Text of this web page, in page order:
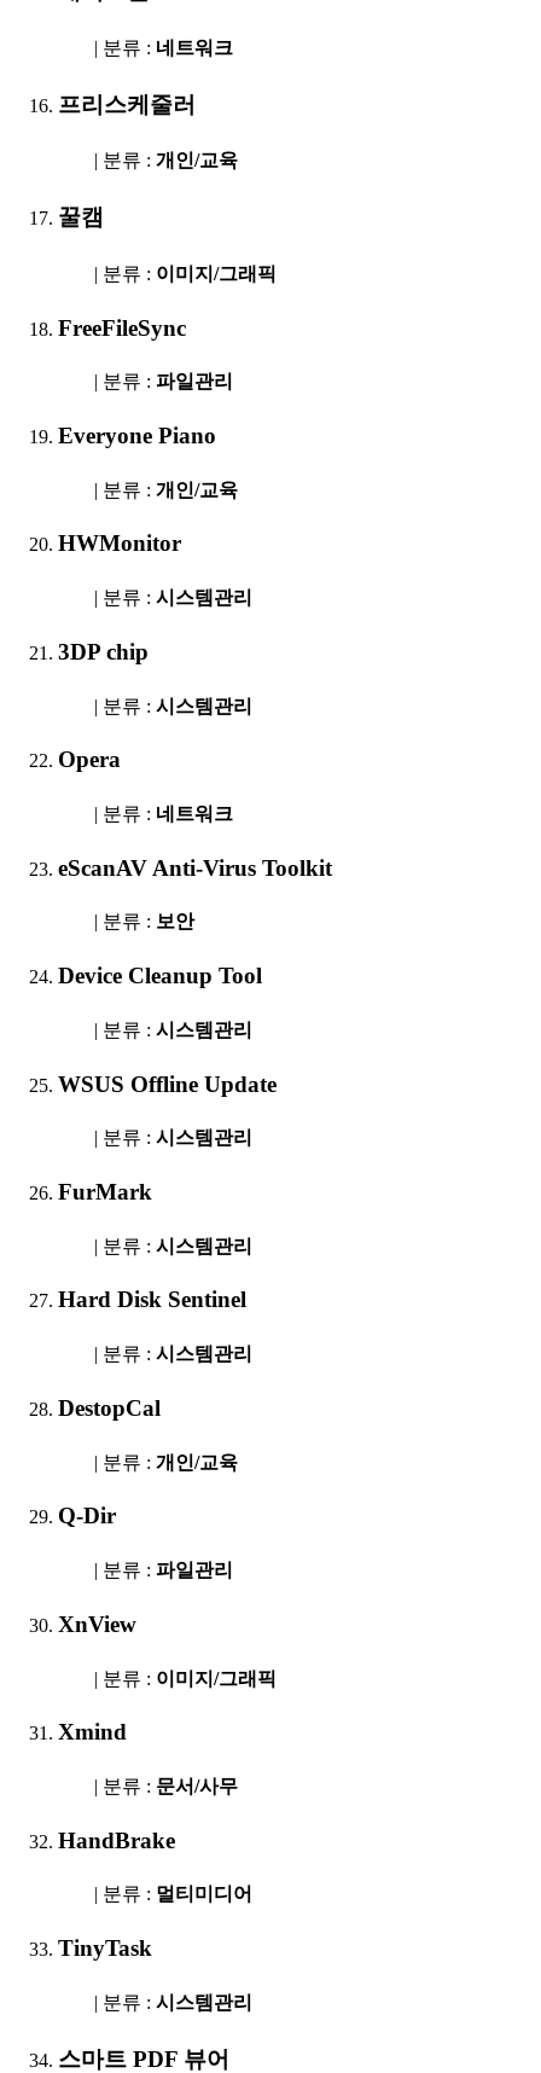
| 분류 : 네트워크
프리스케줄러
| 분류 : 개인/교육
꿀캠
| 분류 : 이미지/그래픽
FreeFileSync
| 분류 : 파일관리
Everyone Piano
| 분류 : 개인/교육
HWMonitor
| 분류 : 시스템관리
3DP chip
| 분류 : 시스템관리
Opera
| 분류 : 네트워크
eScanAV Anti-Virus Toolkit
| 분류 : 보안
Device Cleanup Tool
| 분류 : 시스템관리
WSUS Offline Update
| 분류 : 시스템관리
FurMark
| 분류 : 시스템관리
Hard Disk Sentinel
| 분류 : 시스템관리
DestopCal
| 분류 : 개인/교육
Q-Dir
| 분류 : 파일관리
XnView
| 분류 : 이미지/그래픽
Xmind
| 분류 : 문서/사무
HandBrake
| 분류 : 멀티미디어
TinyTask
| 분류 : 시스템관리
스마트 PDF 뷰어